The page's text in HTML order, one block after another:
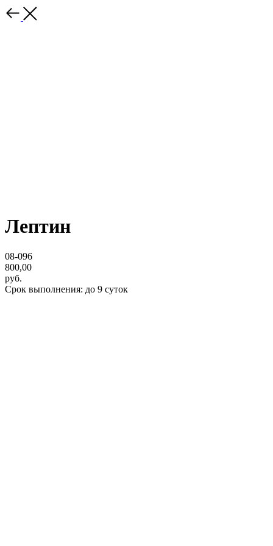
Лептин
08-096
800,00
руб.
Срок выполнения: до 9 суток